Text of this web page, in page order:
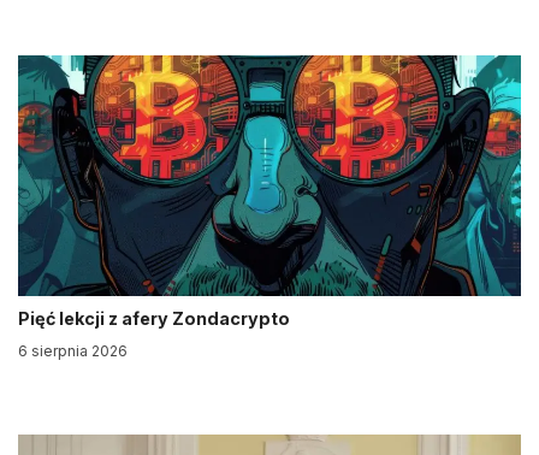
Pięć lekcji z afery Zondacrypto
6 sierpnia 2026